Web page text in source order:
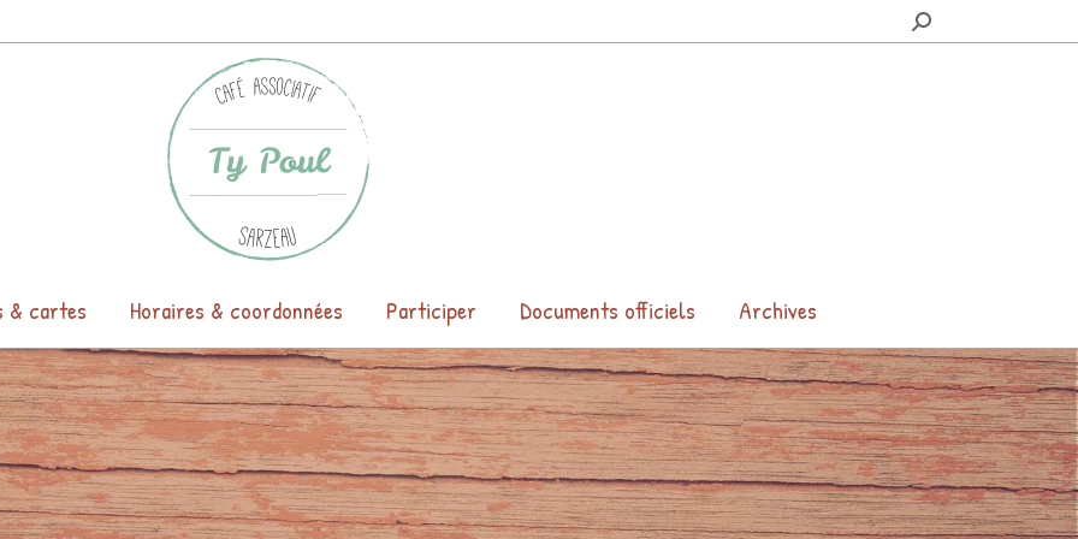
Search:
& cartes Horaires & coordonnées Participer Documents officiels Archives